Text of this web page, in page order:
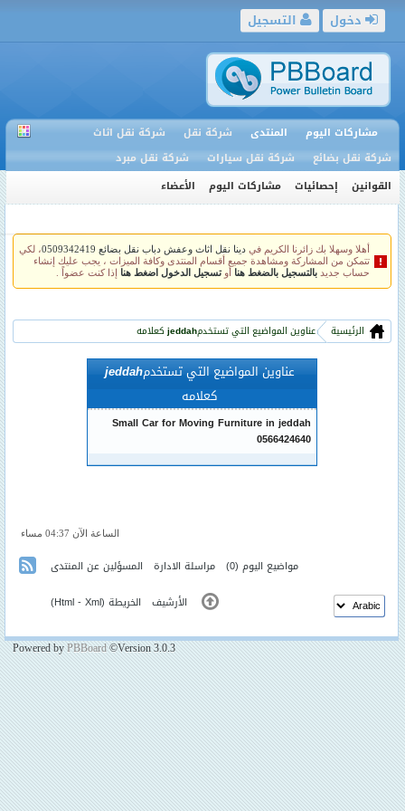
التسجيل دخول
مشاركات اليوم المنتدى شركة نقل
شركة نقل اثاث
شركة نقل بضائع
شركة نقل سيارات
شركة نقل مبرد
القوانين
إحصائيات مشاركات اليوم الأعضاء
أهلا وسهلا بك زائرنا الكريم فيدينا نقل اثاث وعفش دباب نقل بضائع 0509342419
، لكي
تتمكن من المشاركة ومشاهدة جميع أقسام المنتدى وكافة الميزات ، يجب عليك إنشاء
حساب جديدبالتسجيل بالضغط هنا أوتسجيل الدخول اضغط هنا إذا كنت عضواً .
الرئيسية عناوين المواضيع التي تستخدمjeddahكعلامه
عناوين المواضيع التي تستخدمjeddah
كعلامه
Small Car for Moving Furniture in jeddah
0566424640
الساعة الآن 04:37 مساء
المسؤلين عن المنتدى مراسلة الادارة مواضيع اليوم (0)
الخريطة (
Html-Xml
) الأرشيف
Powered byPBBoard©Version 3.0.3